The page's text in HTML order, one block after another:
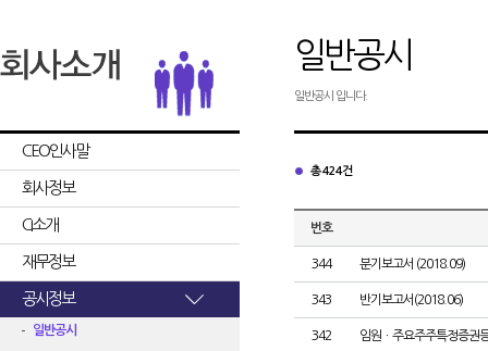
CEO인사말
회사정보
CI소개
재무정보
공시정보
일반공시
일반공시
일반공시 입니다.
총 424건
번호
344 분기보고서 (2018.09)
343 반기보고서(2018.06)
342 임원ㆍ주요주주특정증권